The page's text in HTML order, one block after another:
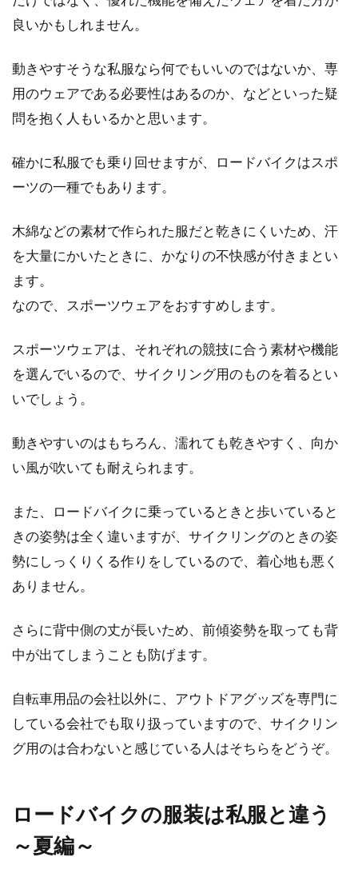
ットが違うのはなぜ？
自転車の中でも特にスピードの出るロードバイ
クと、オートバイの中で一番遅い50ccのバイク
では、出せ...
自転車で信号を左折するとき怖い思
いしたことありませんか？
皆さんは自転車で信号を左折をするときに自動
車に追突されそうになったことありませんか？
ロードバイクのホイールは10速から
11速用に換えられる？
持っている自転車に取り付けられるのか、よく
ロードバイクのクランク。FSAって
駄目なの？
人が、たま...
自転車、特にロードバイクで有名な
メーカー
がありますか...
良いかもしれません。
動きやすそうな私服なら何でもいいのではないか、専
用のウェアである必要性はあるのか、などといった疑
問を抱く人もいるかと思います。
確かに私服でも乗り回せますが、ロードバイクはスポ
ーツの一種でもあります。
木綿などの素材で作られた服だと乾きにくいため、汗
を大量にかいたときに、かなりの不快感が付きまとい
ます。
なので、スポーツウェアをおすすめします。
スポーツウェアは、それぞれの競技に合う素材や機能
を選んでいるので、サイクリング用のものを着るとい
いでしょう。
動きやすいのはもちろん、濡れても乾きやすく、向か
い風が吹いても耐えられます。
また、ロードバイクに乗っているときと歩いていると
きの姿勢は全く違いますが、サイクリングのときの姿
勢にしっくりくる作りをしているので、着心地も悪く
ありません。
さらに背中側の丈が長いため、前傾姿勢を取っても背
中が出てしまうことも防げます。
自転車用品の会社以外に、アウトドアグッズを専門に
している会社でも取り扱っていますので、サイクリン
グ用のは合わないと感じている人はそちらをどうぞ。
ロードバイクの服装は私服と違う
～夏編～